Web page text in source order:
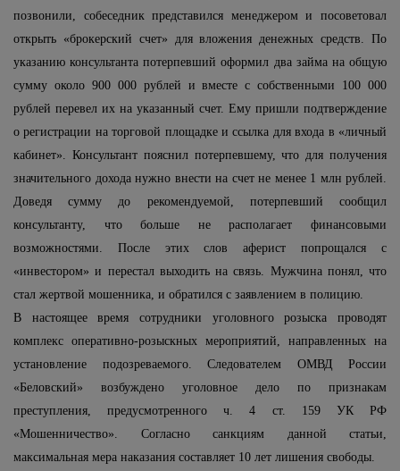
позвонили, собеседник представился менеджером и посоветовал
открыть «брокерский счет» для вложения денежных средств. По
указанию консультанта потерпевший оформил два займа на общую
сумму около 900 000 рублей и вместе с собственными 100 000
рублей перевел их на указанный счет. Ему пришли подтверждение
о регистрации на торговой площадке и ссылка для входа в «личный
кабинет». Консультант пояснил потерпевшему, что для получения
значительного дохода нужно внести на счет не менее 1 млн рублей.
Доведя сумму до рекомендуемой, потерпевший сообщил
консультанту, что больше не располагает финансовыми
возможностями. После этих слов аферист попрощался с
«инвестором» и перестал выходить на связь. Мужчина понял, что
стал жертвой мошенника, и обратился с заявлением в полицию.
В настоящее время сотрудники уголовного розыска проводят
комплекс оперативно-розыскных мероприятий, направленных на
установление подозреваемого. Следователем ОМВД России
«Беловский» возбуждено уголовное дело по признакам
преступления, предусмотренного ч. 4 ст. 159 УК РФ
«Мошенничество». Согласно санкциям данной статьи,
максимальная мера наказания составляет 10 лет лишения свободы.